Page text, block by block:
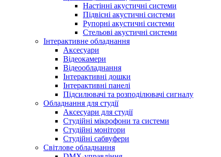
Настінні акустичні системи
Підвісні акустичні системи
Рупорні акустичні системи
Стельові акустичні системи
Інтерактивне обладнання
Аксесуари
Відеокамери
Відеообладнання
Інтерактивні дошки
Інтерактивні панелі
Підсилювачі та розподілювачі сигналу
Обладнання для студії
Аксесуари для студії
Студійні мікрофони та системи
Студійні монітори
Студійні сабвуфери
Світлове обладнання